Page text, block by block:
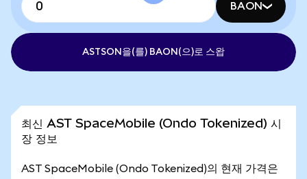
BAON
ASTSON을(를) BAON(으)로 스왑
최신 AST SpaceMobile (Ondo Tokenized) 시
장 정보
AST SpaceMobile (Ondo Tokenized)의 현재 가격은